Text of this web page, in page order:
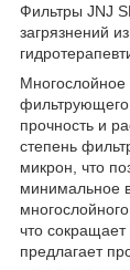
Фильтры JNJ
загрязнений
Многослойное
прочность и
степень
микрон, что
минимальное
что
предлагает